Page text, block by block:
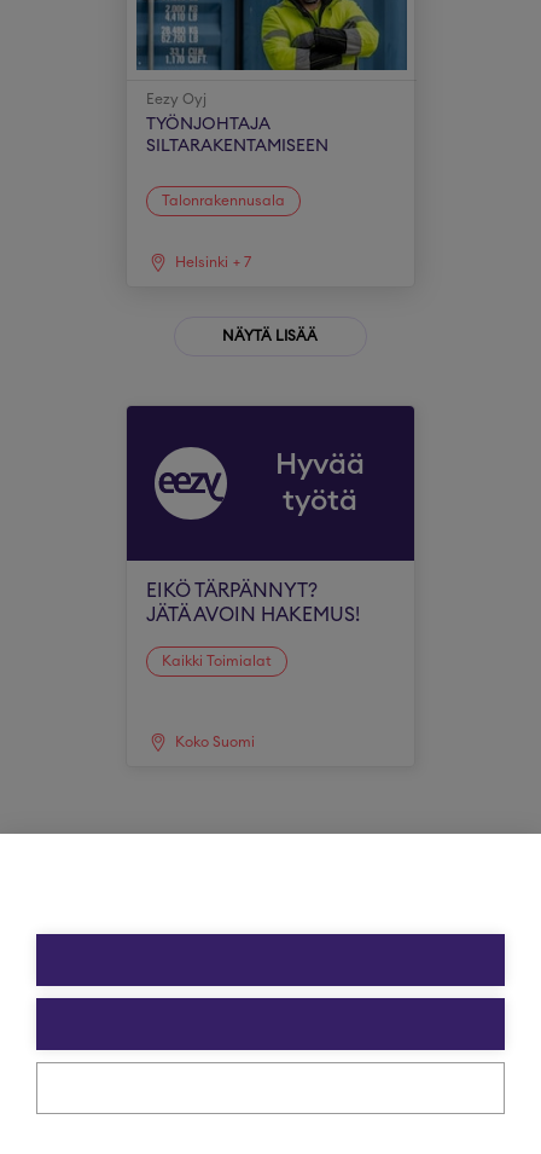
Eezy Oyj
TYÖNJOHTAJA
SILTARAKENTAMISEEN
Talonrakennusala
Helsinki + 7
NÄYTÄ LISÄÄ
Hyvää
työtä
EIKÖ TÄRPÄNNYT?
JÄTÄ AVOIN HAKEMUS!
Kaikki Toimialat
Koko Suomi